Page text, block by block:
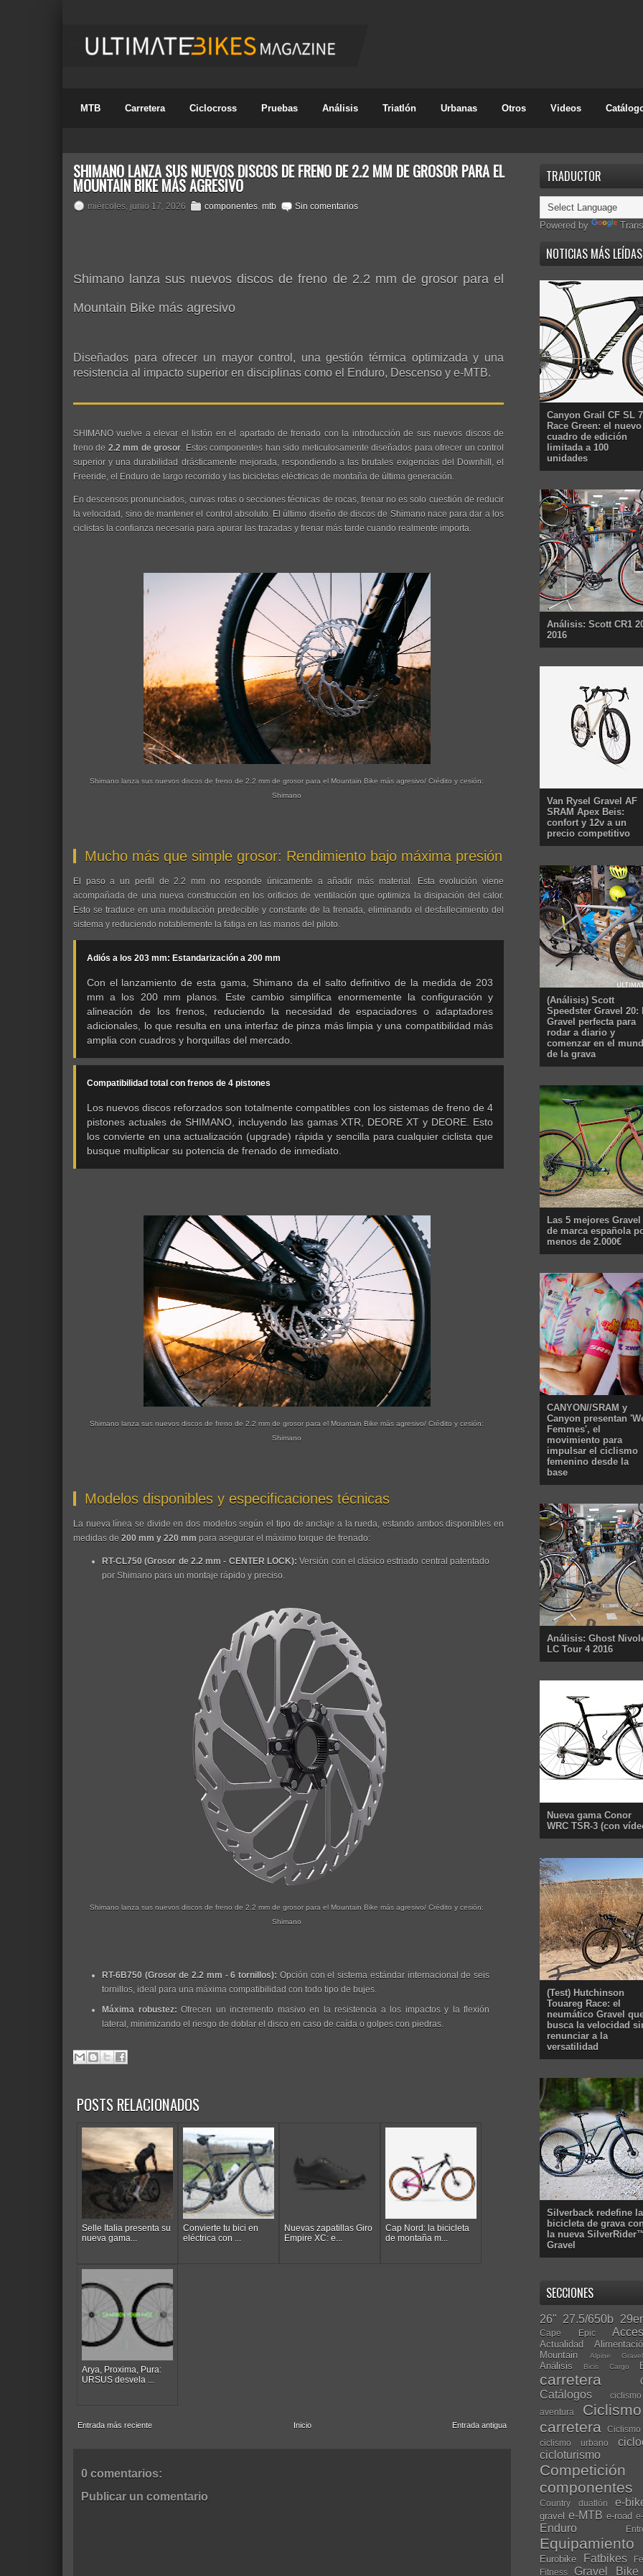
MTB Carretera Ciclocross Pruebas Análisis Triatlón Urbanas Otros Videos
SHIMANO LANZA SUS NUEVOS DISCOS DE FRENO DE 2.2 MM DE GROSOR PARA EL
MOUNTAIN BIKE MÁS AGRESIVO
miércoles, junio 17, 2026 componentes, mtb Sin comentarios
Shimano lanza sus nuevos discos de freno de 2.2 mm de grosor para el
Mountain Bike más agresivo
Diseñados para ofrecer un mayor control, una gestión térmica optimizada y una
resistencia al impacto superior en disciplinas como el Enduro, Descenso y e-MTB.
SHIMANO vuelve a elevar el listón en el apartado de frenado con la introducción de sus nuevos discos de
freno de 2.2 mm de grosor . Estos componentes han sido meticulosamente diseñados para ofrecer un control
superior y una durabilidad drásticamente mejorada, respondiendo a las brutales exigencias del Downhill, el
Freeride, el Enduro de largo recorrido y las bicicletas eléctricas de montaña de última generación.
En descensos pronunciados, curvas rotas o secciones técnicas de rocas, frenar no es solo cuestión de reducir
la velocidad, sino de mantener el control absoluto. El último diseño de discos de Shimano nace para dar a los
ciclistas la confianza necesaria para apurar las trazadas y frenar más tarde cuando realmente importa.
Shimano lanza sus nuevos discos de freno de 2.2 mm de grosor para el Mountain Bike más agresivo/ Crédito y cesión:
Shimano
Mucho más que simple grosor: Rendimiento bajo máxima presión
El paso a un perfil de 2.2 mm no responde únicamente a añadir más material. Esta evolución viene
acompañada de una nueva construcción en los orificios de ventilación que optimiza la disipación del calor.
Esto se traduce en una modulación predecible y constante de la frenada, eliminando el desfallecimiento del
sistema y reduciendo notablemente la fatiga en las manos del piloto.
Adiós a los 203 mm: Estandarización a 200 mm
Con el lanzamiento de esta gama, Shimano da el salto definitivo de la medida de 203
mm a los 200 mm planos. Este cambio simplifica enormemente la configuración y
alineación de los frenos, reduciendo la necesidad de espaciadores o adaptadores
adicionales, lo que resulta en una interfaz de pinza más limpia y una compatibilidad más
amplia con cuadros y horquillas del mercado.
Compatibilidad total con frenos de 4 pistones
Los nuevos discos reforzados son totalmente compatibles con los sistemas de freno de 4
pistones actuales de SHIMANO, incluyendo las gamas XTR, DEORE XT y DEORE. Esto
los convierte en una actualización (upgrade) rápida y sencilla para cualquier ciclista que
busque multiplicar su potencia de frenado de inmediato.
Shimano lanza sus nuevos discos de freno de 2.2 mm de grosor para el Mountain Bike más agresivo/ Crédito y cesión:
Shimano
Modelos disponibles y especificaciones técnicas
La nueva línea se divide en dos modelos según el tipo de anclaje a la rueda, estando ambos disponibles en
medidas de 200 mm y 220 mm para asegurar el máximo torque de frenado:
RT-CL750 (Grosor de 2.2 mm - CENTER LOCK): Versión con el clásico estriado central patentado
por Shimano para un montaje rápido y preciso.
Shimano lanza sus nuevos discos de freno de 2.2 mm de grosor para el Mountain Bike más agresivo/ Crédito y cesión:
Shimano
RT-6B750 (Grosor de 2.2 mm - 6 tornillos): Opción con el sistema estándar internacional de seis
tornillos, ideal para una máxima compatibilidad con todo tipo de bujes.
Máxima robustez: Ofrecen un incremento masivo en la resistencia a los impactos y la flexión
lateral, minimizando el riesgo de doblar el disco en caso de caída o golpes con piedras.
POSTS RELACIONADOS
Selle Italia presenta su
nueva gama...
Convierte tu bici en
eléctrica con ...
Nuevas zapatillas Giro
Empire XC: e...
Cap Nord: la bicicleta
de montaña m...
Arya, Proxima, Pura:
URSUS desvela ...
Entrada más reciente Entrada antigua
Inicio
0 comentarios:
Publicar un comentario
TRADUCTOR
Powered by
NOTICIAS MÁS LEÍDAS
Canyon Grail CF SL 7
Race Green: el nuevo
cuadro de edición
limitada a 100
unidades
Análisis: Scott CR1
2016
Van Rysel Gravel AF
SRAM Apex Beis:
confort y 12v a un
precio competitivo
(Análisis) Scott
Speedster Gravel 20:
Gravel perfecta para
rodar a diario y
comenzar en el
de la grava
Las 5 mejores Gravel
de marca española
menos de 2.000€
CANYON//SRAM y
Canyon presentan
Femmes', el
movimiento para
impulsar el ciclismo
femenino desde la
base
Análisis: Ghost
LC Tour 4 2016
Nueva gama Conor
WRC TSR-3 (con
(Test) Hutchinson
Touareg Race: el
neumático Gravel
busca la velocidad
renunciar a la
versatilidad
Silverback redefine la
bicicleta de grava
la nueva
Gravel
SECCIONES
26" 27.5/650b 29er
Cape Epic
Actualidad
Mountain
Alpine
Análisis Bicis Cargo
carretera
Catálogos
aventura
carretera
Ciclismo
ciclismo urbano
cicloturismo
Competición
componentes
Country duatlón e-
gravel e-MTB e-road
Enduro
Equipamiento
Eurobike Fatbikes
Fitness
Gravel Bike